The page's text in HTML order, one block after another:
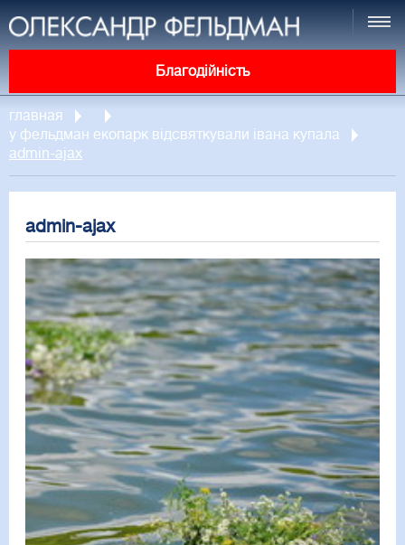
Благодійність
главная
у фельдман екопарк відсвяткували івана купала
admin-ajax
admin-ajax